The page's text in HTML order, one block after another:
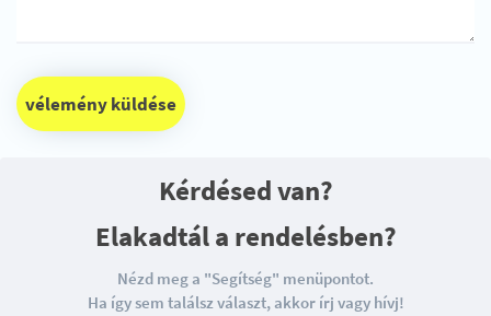
vélemény küldése
Kérdésed van?
Elakadtál a rendelésben?
Nézd meg a "Segítség" menüpontot.
Ha így sem találsz választ, akkor írj vagy hívj!